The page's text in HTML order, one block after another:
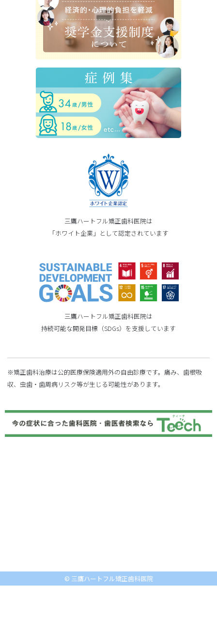
三鷹ハートフル矯正歯科医院は
「ホワイト企業」として認定されています
三鷹ハートフル矯正歯科医院は
持続可能な開発目標（SDGs）を支援しています
※矯正歯科治療は公的医療保険適用外の自由診療です。痛み、歯根吸
収、虫歯・歯周病リスク等が生じる可能性があります。
© 三鷹ハートフル矯正歯科医院